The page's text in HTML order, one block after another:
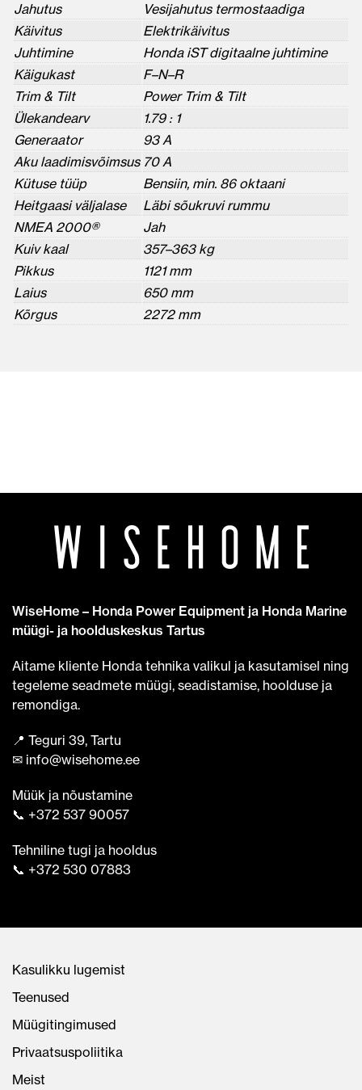
Jahutus
Vesijahutus termostaadiga
Käivitus
Elektrikäivitus
Juhtimine
Honda iST digitaalne juhtimine
Käigukast
F–N–R
Trim & Tilt
Power Trim & Tilt
Ülekandearv
1.79 : 1
Generaator
93 A
Aku laadimisvõimsus 70 A
Kütuse tüüp
Bensiin, min. 86 oktaani
Heitgaasi väljalase
Läbi sõukruvi rummu
NMEA 2000®
Jah
Kuiv kaal
357–363 kg
Pikkus
1121 mm
Laius
650 mm
Kõrgus
2272 mm
WiseHome – Honda Power Equipment ja Honda Marine
müügi- ja hoolduskeskus Tartus
Aitame kliente Honda tehnika valikul ja kasutamisel ning
tegeleme seadmete müügi, seadistamise, hoolduse ja
remondiga.
📍 Teguri 39, Tartu
✉ info@wisehome.ee
Müük ja nõustamine
📞 +372 537 90057
Tehniline tugi ja hooldus
📞 +372 530 07883
Kasulikku lugemist
Teenused
Müügitingimused
Privaatsuspoliitika
Meist